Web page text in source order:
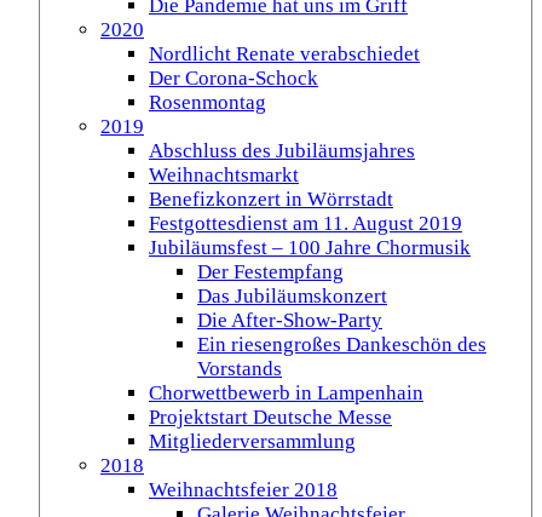
Die Pandemie hat uns im Griff
2020
Nordlicht Renate verabschiedet
Der Corona-Schock
Rosenmontag
2019
Abschluss des Jubiläumsjahres
Weihnachtsmarkt
Benefizkonzert in Wörrstadt
Festgottesdienst am 11. August 2019
Jubiläumsfest – 100 Jahre Chormusik
Der Festempfang
Das Jubiläumskonzert
Die After-Show-Party
Ein riesengroßes Dankeschön des
Vorstands
Chorwettbewerb in Lampenhain
Projektstart Deutsche Messe
Mitgliederversammlung
2018
Weihnachtsfeier 2018